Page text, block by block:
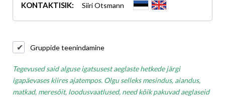
KONTAKTISIK: Siiri Otsmann
Gruppide teenindamine
Tegevused said alguse igatsusest aeglaste hetkede järgi
igapäevases kiires ajatempos. Olgu selleks mesindus, aiandus,
matkad, meresõit, loodusvaatlused, need kõik pakuvad aeglaseid